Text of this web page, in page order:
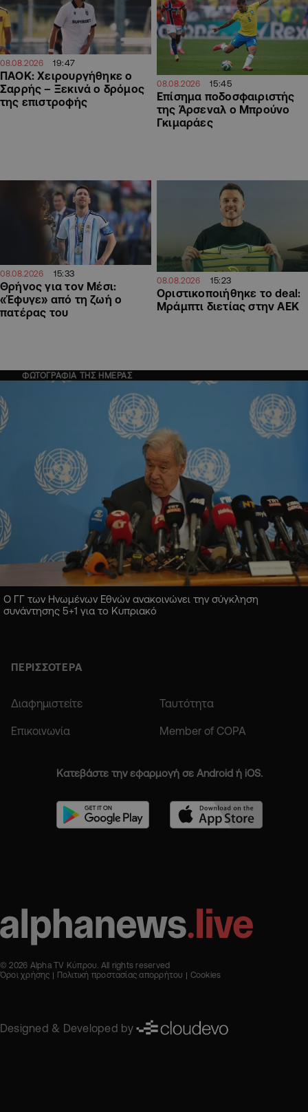
08.08.2026 19:47
ΠΑΟΚ: Χειρουργήθηκε ο
Σαρρής – Ξεκινά ο δρόμος
της επιστροφής
08.08.2026 15:45
Επίσημα ποδοσφαιριστής
της Άρσεναλ ο Μπρούνο
Γκιμαράες
08.08.2026 15:33
Θρήνος για τον Μέσι:
«Έφυγε» από τη ζωή ο
πατέρας του
08.08.2026 15:23
Οριστικοποιήθηκε το deal:
Μράμπτι διετίας στην ΑΕΚ
ΦΩΤΟΓΡΑΦΙΑ ΤΗΣ ΗΜΕΡΑΣ
Ο ΓΓ των Ηνωμένων Εθνών ανακοινώνει την σύγκληση
συνάντησης 5+1 για το Κυπριακό
ΠΕΡΙΣΣΟΤΕΡΑ
Διαφημιστείτε Ταυτότητα
Επικοινωνία Member of COPA
Κατεβάστε την εφαρμογή σε Android ή iOS.
© 2026 Alpha TV Κύπρου. All rights reserved
Όροι χρήσης
Πολιτική προστασίας απορρήτου Cookies
Designed & Developed by